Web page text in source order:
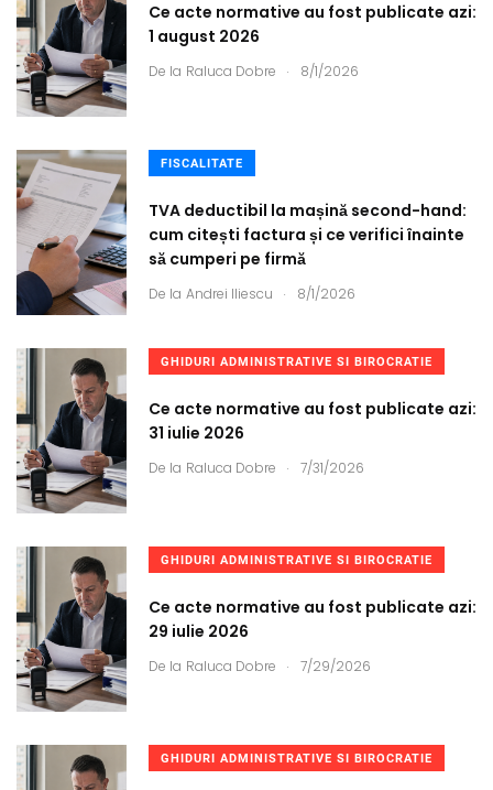
Ce acte normative au fost publicate azi:
1 august 2026
De la Raluca Dobre . 8/1/2026
FISCALITATE
TVA deductibil la mașină second-hand:
cum citești factura și ce verifici înainte
să cumperi pe firmă
De la Andrei Iliescu . 8/1/2026
GHIDURI ADMINISTRATIVE SI BIROCRATIE
Ce acte normative au fost publicate azi:
31 iulie 2026
De la Raluca Dobre . 7/31/2026
GHIDURI ADMINISTRATIVE SI BIROCRATIE
Ce acte normative au fost publicate azi:
29 iulie 2026
De la Raluca Dobre . 7/29/2026
GHIDURI ADMINISTRATIVE SI BIROCRATIE